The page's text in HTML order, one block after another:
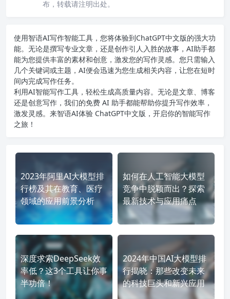
布，转载请注明出处。
使用智语AI写作智能工具，您将体验到ChatGPT中文版的强大功
能。无论是撰写专业文章，还是创作引人入胜的故事，AI助手都
能为您提供丰富的素材和创意，激发您的写作灵感。您只需输入
几个关键词或主题，AI便会迅速为您生成相关内容，让您在短时
间内完成写作任务。
利用AI智能写作工具，轻松生成高质量内容。无论是文章、博客
还是创意写作，我们的免费 AI 助手都能帮助你提升写作效率，
激发灵感。来智语AI体验 ChatGPT中文版 ，开启你的智能写作
之旅！
2023年阿里AI大模型排
行榜及其在教育、医疗
领域的应用前景分析
如何在人工智能大模型
竞争中脱颖而出？探索
最新技术与应用痛点
深度求索DeepSeek效
率低？这3个工具让你事
半功倍！
2024年中国AI大模型排
行揭晓：那些改变未来
的科技巨头和新兴应用